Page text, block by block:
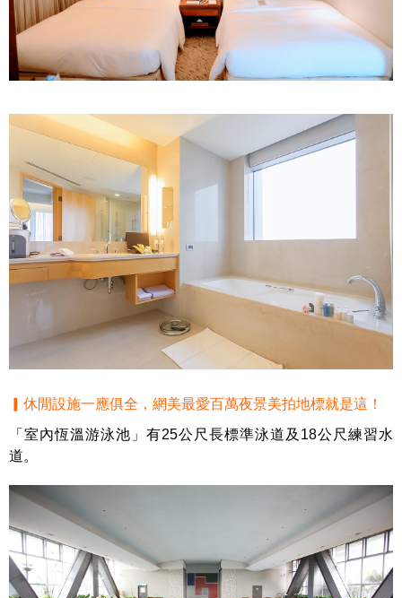
▎休閒設施一應俱全，網美最愛百萬夜景美拍地標就是這！
「室內恆溫游泳池」有25公尺長標準泳道及18公尺練習水
道。